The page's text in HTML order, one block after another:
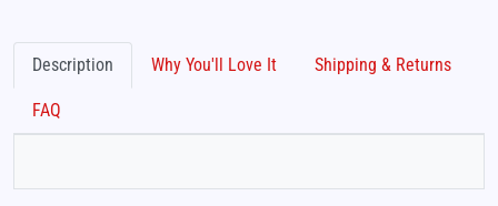
Description Why You'll Love It Shipping & Returns
FAQ